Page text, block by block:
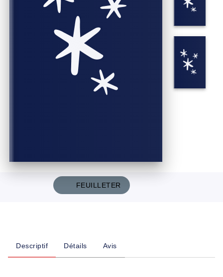
FEUILLETER
Descriptif Détails Avis